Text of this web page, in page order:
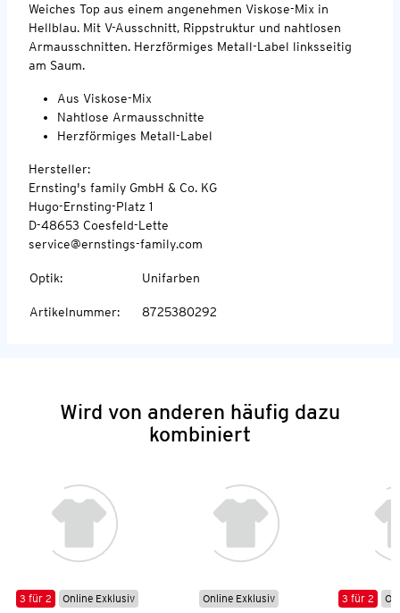
Weiches Top aus einem angenehmen Viskose-Mix in
Hellblau. Mit V-Ausschnitt, Rippstruktur und nahtlosen
Armausschnitten. Herzförmiges Metall-Label linksseitig
am Saum.
Aus Viskose-Mix
Nahtlose Armausschnitte
Herzförmiges Metall-Label
Hersteller:
Ernsting's family GmbH & Co. KG
Hugo-Ernsting-Platz 1
D-48653 Coesfeld-Lette
service@ernstings-family.com
Optik: Unifarben
Artikelnummer: 8725380292
Wird von anderen häufig dazu
kombiniert
3 für 2
Online Exklusiv
Online Exklusiv
3 für 2